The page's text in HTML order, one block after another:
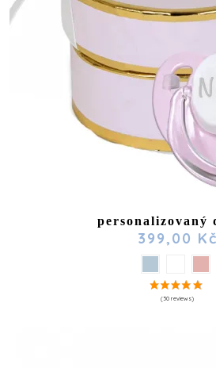
personalizovaný
399,00 Kč